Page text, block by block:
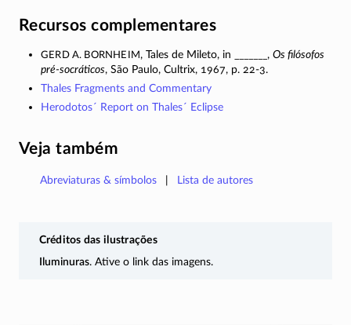
Recursos complementares
Gerd A. Bornheim, Tales de Mileto, in _______, Os filósofos
pré-socráticos, São Paulo, Cultrix, 1967, p. 22-3.
Thales Fragments and Commentary
Herodotos´ Report on Thales´ Eclipse
Veja também
Abreviaturas & símbolos Lista de autores
Créditos das ilustrações
Iluminuras. Ative o link das imagens.